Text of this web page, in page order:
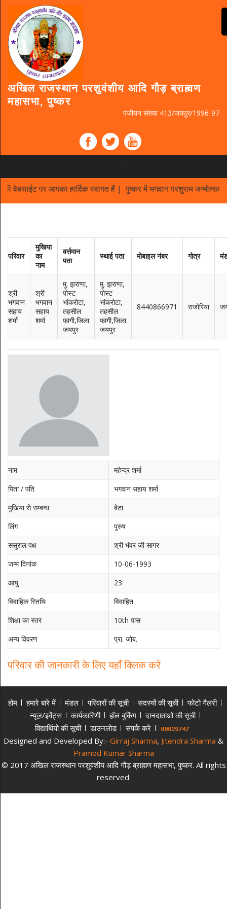
अखिल राजस्थान परशुवंशीय आदि गौड़ ब्राह्मण
महासभा, पुष्कर
पंजीयन संख्या 413/जयपुर/1996-97
वेबसाईट पर आपका हार्दिक स्वागत हैं | पुष्कर में भगवान परशुराम
परिवार
मुखिया
का
नाम
वर्त्तमान
पता
स्थाई पता मोबाइल नंबर गोत्र
श्री
भगवान
सहाय
शर्मा
श्री
भगवान
सहाय
शर्मा
मु. झराणा,
पोस्ट
भांकरोटा,
तहसील
फागी,जिला
जयपुर
मु. झराणा,
पोस्ट
भांकरोटा,
तहसील
फागी,जिला
जयपुर
8440866971 राजोरिया
नाम
महेन्द्र शर्मा
पिता / पति
भगवान सहाय शर्मा
मुखिया से सम्बन्ध
बेटा
लिंग
पुरुष
ससुराल पक्ष
श्री भंवर जी सागर
जन्म दिनांक
10-06-1993
आयु
23
विवाहिक स्तिथि
विवाहित
शिक्षा का स्तर
10th पास
अन्य विवरण
प्रा. जोब.
परिवार की जानकारी के लिए यहाँ क्लिक करे
होम हमारे बारे में मंडल परिवारों की सूची सदस्यों की सूची
फोटो गैलरी
न्यूज़/इवेंट्स
कार्यकारिणी हॉल बुकिंग
दानदाताओ की सूची
विद्यार्थियो की सूची
डाउनलोड
संपर्क करे
Designed and Developed By:- Girraj Sharma, Jitendra Sharma &
Pramod Kumar Sharma
© 2017 अखिल राजस्थान परशुवंशीय आदि गौड़ ब्राह्मण महासभा, पुष्कर. All rights
reserved.